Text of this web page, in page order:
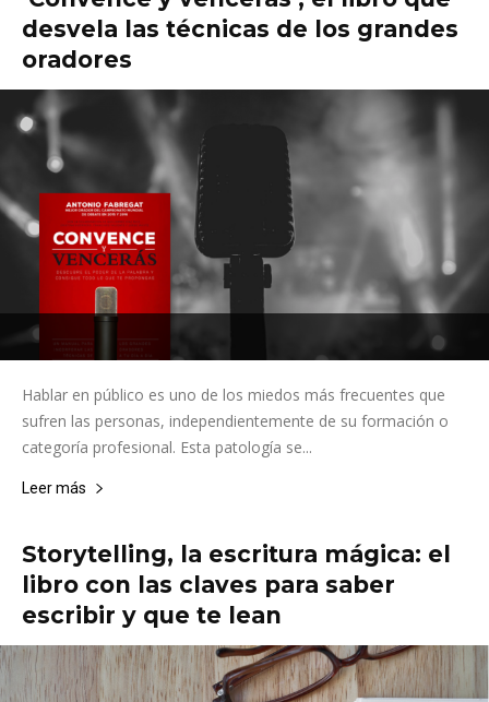
desvela las técnicas de los grandes
oradores
Hablar en público es uno de los miedos más frecuentes que
sufren las personas, independientemente de su formación o
categoría profesional. Esta patología se...
Leer más
Storytelling, la escritura mágica: el
libro con las claves para saber
escribir y que te lean